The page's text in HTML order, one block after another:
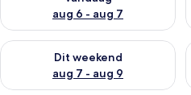
aug 6 - aug 7
Dit weekend
aug 7 - aug 9
De beschikbaarheid